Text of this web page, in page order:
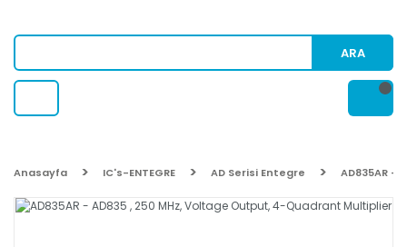
ARA
Anasayfa IC's-ENTEGRE AD Serisi Entegre AD835AR -